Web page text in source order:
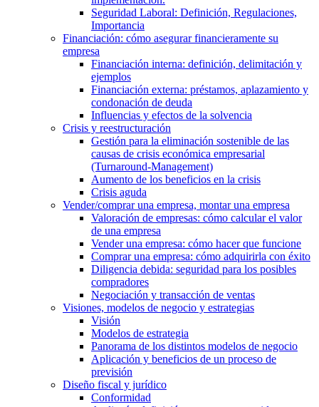
Seguridad Laboral: Definición, Regulaciones,
Importancia
Financiación: cómo asegurar financieramente su
empresa
Financiación interna: definición, delimitación y
ejemplos
Financiación externa: préstamos, aplazamiento y
condonación de deuda
Influencias y efectos de la solvencia
Crisis y reestructuración
Gestión para la eliminación sostenible de las
causas de crisis económica empresarial
(Turnaround-Management)
Aumento de los beneficios en la crisis
Crisis aguda
Vender/comprar una empresa, montar una empresa
Valoración de empresas: cómo calcular el valor
de una empresa
Vender una empresa: cómo hacer que funcione
Comprar una empresa: cómo adquirirla con éxito
Diligencia debida: seguridad para los posibles
compradores
Negociación y transacción de ventas
Visiones, modelos de negocio y estrategias
Visión
Modelos de estrategia
Panorama de los distintos modelos de negocio
Aplicación y beneficios de un proceso de
previsión
Diseño fiscal y jurídico
Conformidad